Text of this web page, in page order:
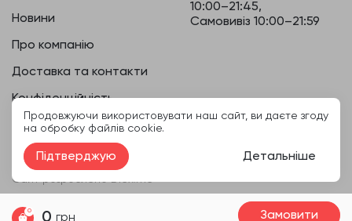
Новини
Про компанію
Доставка та контакти
Конфіденційність
10:00–21:45,
Самовивіз 10:00–21:59
@ Дай краба - доставка суші в Івано-Франківську
Сайт розробленоDiex.me
0 0 грн Замовити
Продовжуючи використовувати наш сайт, ви даєте згоду
на обробку файлів cookie.
Підтверджую Детальніше